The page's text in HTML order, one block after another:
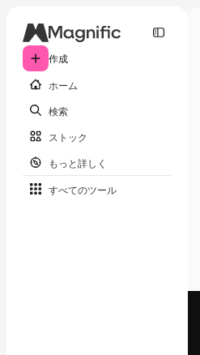
作成
ホーム
検索
ストック
もっと詳しく
すべてのツール